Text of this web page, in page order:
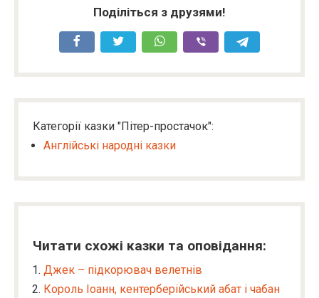
Поділіться з друзями!
Категорії казки "Пітер-простачок":
Англійські народні казки
Читати схожі казки та оповідання:
Джек – підкорювач велетнів
Король Іоанн, кентерберійський абат і чабан